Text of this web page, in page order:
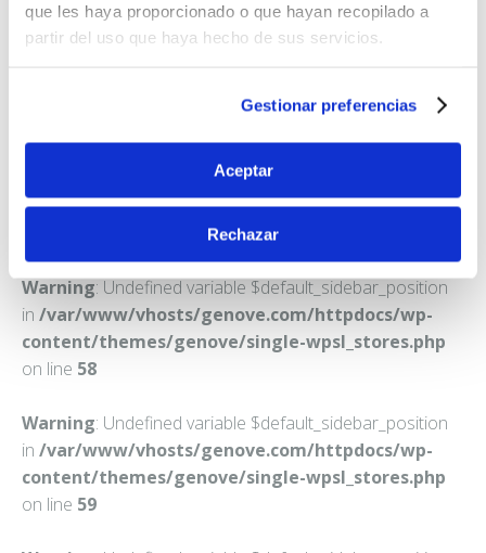
que les haya proporcionado o que hayan recopilado a
partir del uso que haya hecho de sus servicios.
Gestionar preferencias
Aceptar
Rechazar
FARMACIA BAILEN TITOS, MARIA ANGELES
C. LEALTAD, 2
Warning: Undefined variable $default_sidebar_position
in /var/www/vhosts/genove.com/httpdocs/wp-
content/themes/genove/single-wpsl_stores.php
on line 58
Warning: Undefined variable $default_sidebar_position
in /var/www/vhosts/genove.com/httpdocs/wp-
content/themes/genove/single-wpsl_stores.php
on line 59